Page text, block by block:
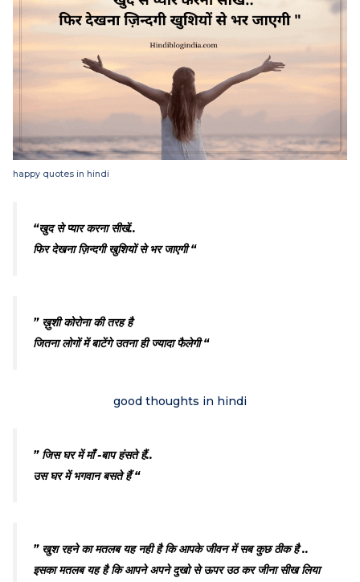
happy quotes in hindi
“खुद से प्यार करना सीखें..
फिर देखना ज़िन्दगी खुशियों से भर जाएगी “
” ख़ुशी कोरोना की तरह है
जितना लोगों में बाटेंगे उतना ही ज्यादा फैलेगी “
good thoughts in hindi
” जिस घर में माँ -बाप हंसते हैं..
उस घर में भगवान बसते हैं “
” खुश रहने का मतलब यह नही है कि आपके जीवन में सब कुछ ठीक है ..
इसका मतलब यह है कि आपने अपने दुखो से ऊपर उठ कर जीना सीख लिया